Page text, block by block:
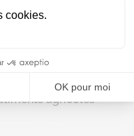
cookies.
OK pour moi
à Ougrée
agricoles